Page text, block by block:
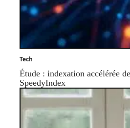
Tech
Étude : indexation accélérée
SpeedyIndex